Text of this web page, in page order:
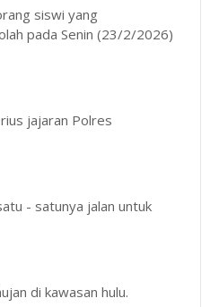
siswi yang
pada Senin (23/2/2026)
jajaran Polres
- satunya jalan untuk
di kawasan hulu.